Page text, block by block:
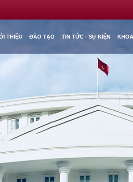
THIỆU ĐÀO TẠO TIN TỨC - SỰ KIỆN